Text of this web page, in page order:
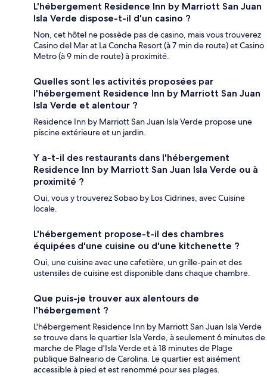
L'hébergement Residence Inn by Marriott San Juan
Isla Verde dispose-t-il d'un casino ?
Non, cet hôtel ne possède pas de casino, mais vous trouverez
Casino del Mar at La Concha Resort (à 7 min de route) et Casino
Metro (à 9 min de route) à proximité.
Quelles sont les activités proposées par
l'hébergement Residence Inn by Marriott San Juan
Isla Verde et alentour ?
Residence Inn by Marriott San Juan Isla Verde propose une
piscine extérieure et un jardin.
Y a-t-il des restaurants dans l'hébergement
Residence Inn by Marriott San Juan Isla Verde ou à
proximité ?
Oui, vous y trouverez Sobao by Los Cidrines, avec Cuisine
locale.
L'hébergement propose-t-il des chambres
équipées d'une cuisine ou d'une kitchenette ?
Oui, une cuisine avec une cafetière, un grille-pain et des
ustensiles de cuisine est disponible dans chaque chambre.
Que puis-je trouver aux alentours de
l'hébergement ?
L'hébergement Residence Inn by Marriott San Juan Isla Verde
se trouve dans le quartier Isla Verde, à seulement 6 minutes de
marche de Plage d'Isla Verde et à 18 minutes de Plage
publique Balneario de Carolina. Le quartier est aisément
accessible à pied et est renommé pour ses plages.